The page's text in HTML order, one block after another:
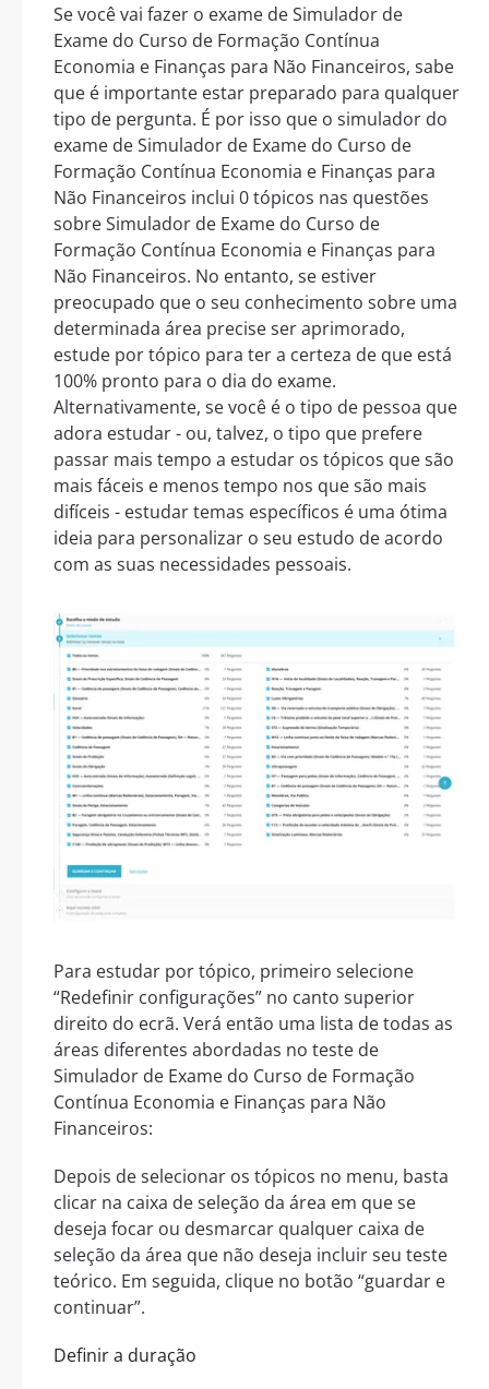
Se você vai fazer o exame de Simulador de
Exame do Curso de Formação Contínua
Economia e Finanças para Não Financeiros, sabe
que é importante estar preparado para qualquer
tipo de pergunta. É por isso que o simulador do
exame de Simulador de Exame do Curso de
Formação Contínua Economia e Finanças para
Não Financeiros inclui 0 tópicos nas questões
sobre Simulador de Exame do Curso de
Formação Contínua Economia e Finanças para
Não Financeiros. No entanto, se estiver
preocupado que o seu conhecimento sobre uma
determinada área precise ser aprimorado,
estude por tópico para ter a certeza de que está
100% pronto para o dia do exame.
Alternativamente, se você é o tipo de pessoa que
adora estudar - ou, talvez, o tipo que prefere
passar mais tempo a estudar os tópicos que são
mais fáceis e menos tempo nos que são mais
difíceis - estudar temas específicos é uma ótima
ideia para personalizar o seu estudo de acordo
com as suas necessidades pessoais.
Para estudar por tópico, primeiro selecione
“Redefinir configurações” no canto superior
direito do ecrã. Verá então uma lista de todas as
áreas diferentes abordadas no teste de
Simulador de Exame do Curso de Formação
Contínua Economia e Finanças para Não
Financeiros:
Depois de selecionar os tópicos no menu, basta
clicar na caixa de seleção da área em que se
deseja focar ou desmarcar qualquer caixa de
seleção da área que não deseja incluir seu teste
teórico. Em seguida, clique no botão “guardar e
continuar”.
Definir a duração